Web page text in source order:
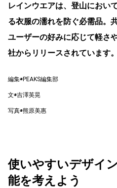
レインウエアは、登山におい
る衣服の濡れを防ぐ必需品。
ユーザーの好みに応じて軽さ
社からリリースされています。
編集◉PEAKS編集部
文◉吉澤英晃
写真◉熊原美惠
使いやすいデザイ
能を考えよう